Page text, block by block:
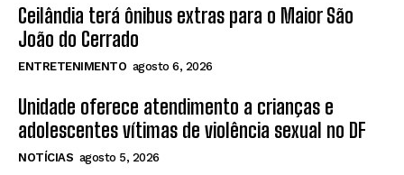
Ceilândia terá ônibus extras para o Maior São
João do Cerrado
ENTRETENIMENTO agosto 6, 2026
Unidade oferece atendimento a crianças e
adolescentes vítimas de violência sexual no DF
NOTÍCIAS agosto 5, 2026